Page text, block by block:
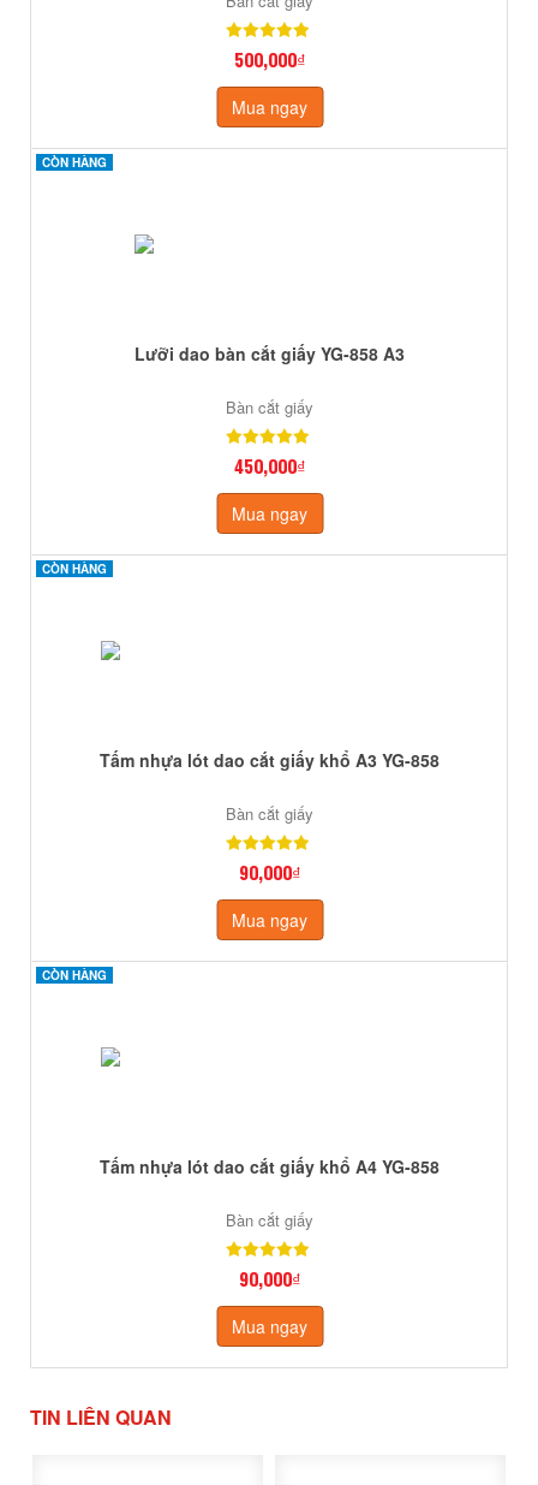
500,000₫
Mua ngay
CÒN HÀNG
CÒN HÀNG
Lưỡi dao bàn cắt giấy YG-858 A3
Bàn cắt giấy
450,000₫
Mua ngay
CÒN HÀNG
CÒN HÀNG
Tấm nhựa lót dao cắt giấy khổ A3 YG-858
Bàn cắt giấy
90,000₫
Mua ngay
CÒN HÀNG
CÒN HÀNG
Tấm nhựa lót dao cắt giấy khổ A4 YG-858
Bàn cắt giấy
90,000₫
Mua ngay
TIN LIÊN QUAN